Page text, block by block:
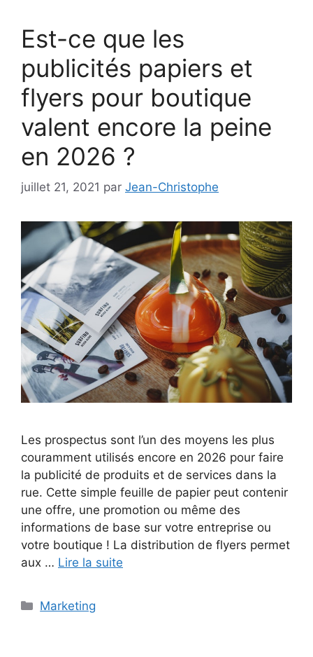
Est-ce que les
publicités papiers et
flyers pour boutique
valent encore la peine
en 2026 ?
juillet 21, 2021 par Jean-Christophe
Les prospectus sont l’un des moyens les plus
couramment utilisés encore en 2026 pour faire
la publicité de produits et de services dans la
rue. Cette simple feuille de papier peut contenir
une offre, une promotion ou même des
informations de base sur votre entreprise ou
votre boutique ! La distribution de flyers permet
aux … Lire la suite
Catégories
Marketing